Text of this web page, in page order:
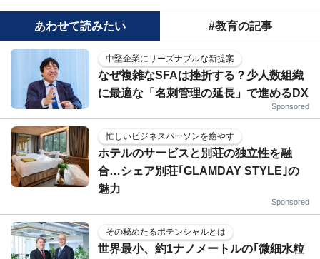
あわせて読みたい #教育の記事
中堅企業にリーズナブルな新提案
なぜ複雑なSFAは挫折する？少人数組織
に最適な「名刺管理の延長」で進めるDX
Sponsored
忙しいビジネスパーソンを癒やす
ホテルのサービスと別荘の独立性を融
合…シェア別荘｢GLAMDAY STYLE｣の
魅力
Sponsored
その秘めたるポテンシャルとは
世界最小、約1ナノメートルの｢微細水粒